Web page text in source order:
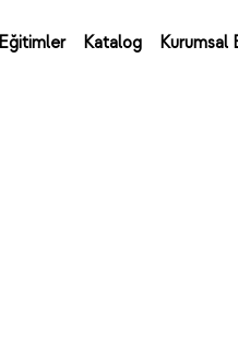
Katalog Kurumsal